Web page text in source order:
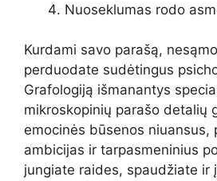
Nuoseklumas rodo
Kurdami savo parašą,
perduodate sudėtingus
Grafologiją išmanantys
mikroskopinių parašo detalių
emocinės būsenos niuansus,
ambicijas ir tarpasmeninius
jungiate raides, spaudžiate ir